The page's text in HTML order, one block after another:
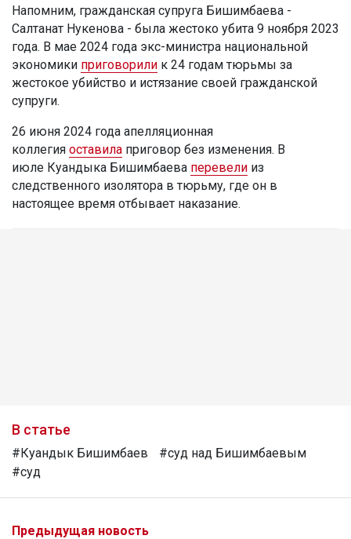
Напомним, гражданская супруга Бишимбаева -
Салтанат Нукенова - была жестоко убита 9 ноября 2023
года. В мае 2024 года экс-министра национальной
экономики приговорили к 24 годам тюрьмы за
жестокое убийство и истязание своей гражданской
супруги.
26 июня 2024 года апелляционная
коллегия оставила приговор без изменения. В
июле Куандыка Бишимбаева перевели из
следственного изолятора в тюрьму, где он в
настоящее время отбывает наказание.
В статье
#Куандык Бишимбаев
#суд над Бишимбаевым
#суд
Предыдущая новость